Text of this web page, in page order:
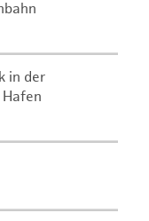
in der